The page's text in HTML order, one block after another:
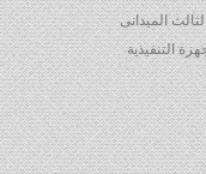
الميدانى
التنفيذية